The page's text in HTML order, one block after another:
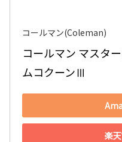
コールマン(Coleman)
コールマン マスタ
ムコクーンⅢ
楽